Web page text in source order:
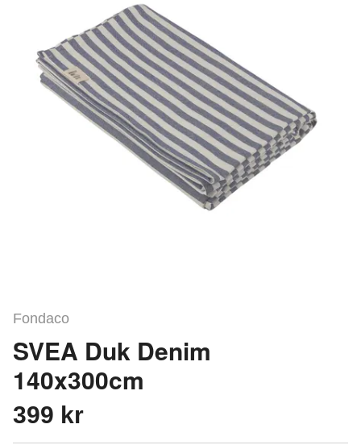
Fondaco
SVEA Duk Denim
140x300cm
399 kr